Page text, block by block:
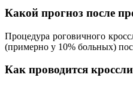
Какой прогноз после
Процедура роговичного
(примерно у 10% больных)
Как проводится